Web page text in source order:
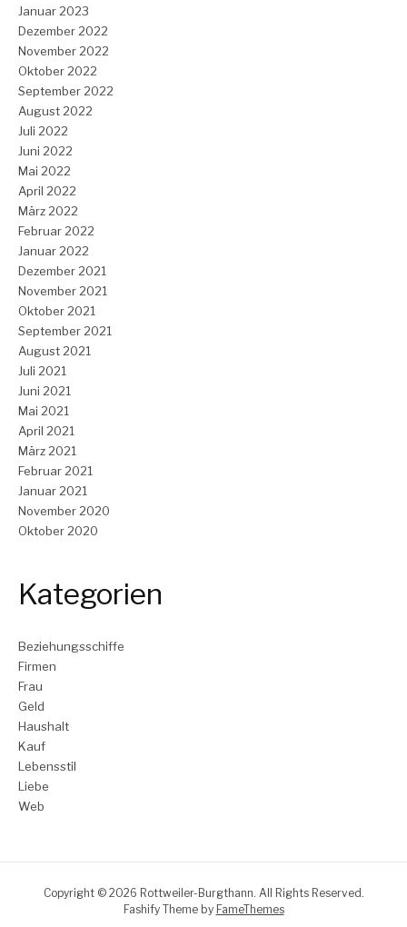
Januar 2023
Dezember 2022
November 2022
Oktober 2022
September 2022
August 2022
Juli 2022
Juni 2022
Mai 2022
April 2022
März 2022
Februar 2022
Januar 2022
Dezember 2021
November 2021
Oktober 2021
September 2021
August 2021
Juli 2021
Juni 2021
Mai 2021
April 2021
März 2021
Februar 2021
Januar 2021
November 2020
Oktober 2020
Kategorien
Beziehungsschiffe
Firmen
Frau
Geld
Haushalt
Kauf
Lebensstil
Liebe
Web
Copyright © 2026 Rottweiler-Burgthann. All Rights Reserved.
Fashify Theme by FameThemes